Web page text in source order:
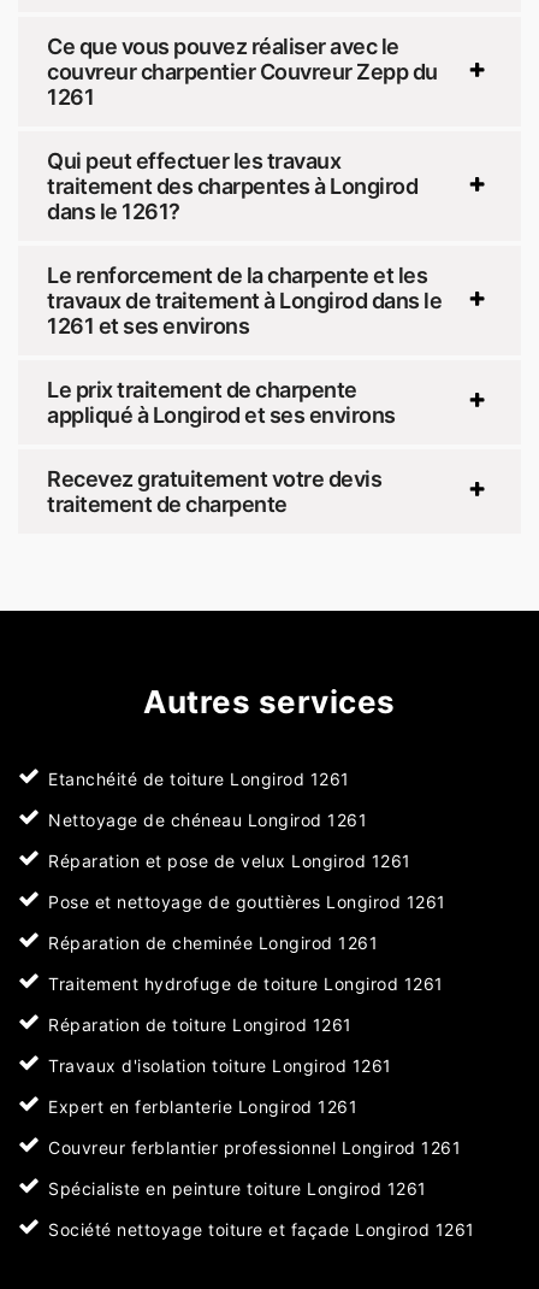
Ce que vous pouvez réaliser avec le
couvreur charpentier Couvreur Zepp du
1261
Qui peut effectuer les travaux
traitement des charpentes à Longirod
dans le 1261?
Le renforcement de la charpente et les
travaux de traitement à Longirod dans le
1261 et ses environs
Le prix traitement de charpente
appliqué à Longirod et ses environs
Recevez gratuitement votre devis
traitement de charpente
Autres services
Etanchéité de toiture Longirod 1261
Nettoyage de chéneau Longirod 1261
Réparation et pose de velux Longirod 1261
Pose et nettoyage de gouttières Longirod 1261
Réparation de cheminée Longirod 1261
Traitement hydrofuge de toiture Longirod 1261
Réparation de toiture Longirod 1261
Travaux d'isolation toiture Longirod 1261
Expert en ferblanterie Longirod 1261
Couvreur ferblantier professionnel Longirod 1261
Spécialiste en peinture toiture Longirod 1261
Société nettoyage toiture et façade Longirod 1261